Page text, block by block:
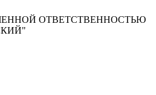
ОТВЕТСТВЕННОСТЬЮ